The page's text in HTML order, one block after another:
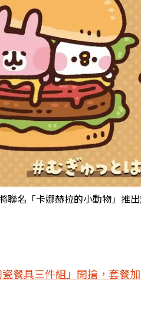
名「卡娜赫拉的小動物」推
餐具三件組」開搶，套餐